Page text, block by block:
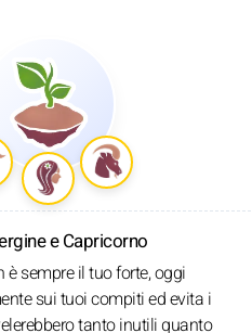
e Capricorno
sempre il tuo forte, oggi
sui tuoi compiti ed evita i
tanto inutili quanto